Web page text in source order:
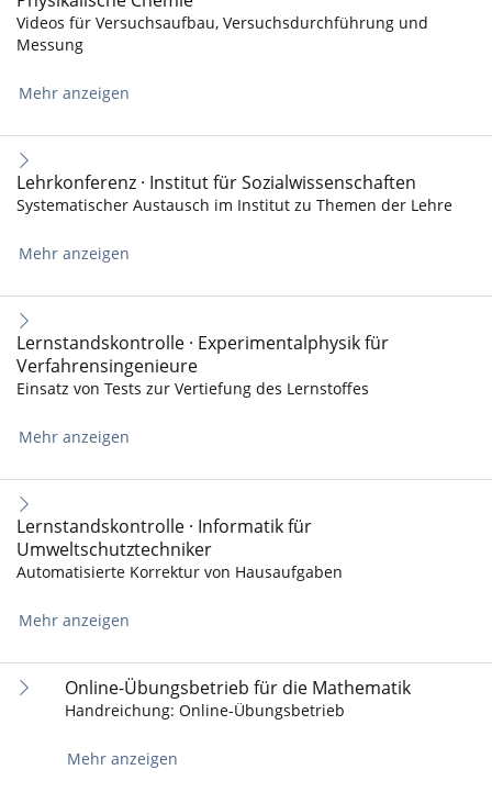
Videos für Versuchsaufbau, Versuchsdurchführung und
Messung
Mehr anzeigen
Lehrkonferenz · Institut für Sozialwissenschaften
Systematischer Austausch im Institut zu Themen der Lehre
Mehr anzeigen
Lernstandskontrolle · Experimentalphysik für
Verfahrensingenieure
Einsatz von Tests zur Vertiefung des Lernstoffes
Mehr anzeigen
Lernstandskontrolle · Informatik für
Umweltschutztechniker
Automatisierte Korrektur von Hausaufgaben
Mehr anzeigen
Online-Übungsbetrieb für die Mathematik
Handreichung: Online-Übungsbetrieb
Mehr anzeigen